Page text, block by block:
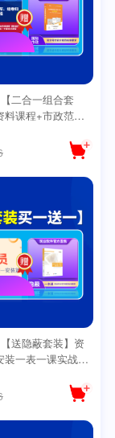
【二合一组合套
料课程+市政范例
【送隐蔽套装】资
装一表一课实战课